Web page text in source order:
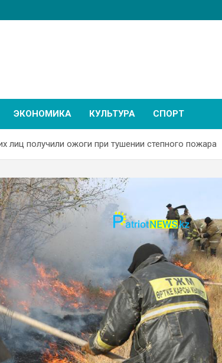
ЭКОНОМИКА КУЛЬТУРА СПОРТ
лиц получили ожоги при тушении степного пожара